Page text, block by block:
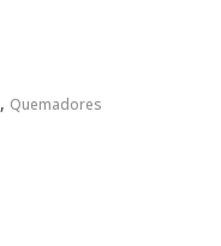
, Quemadores